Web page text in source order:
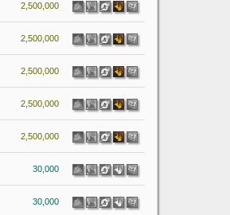
2,500,000
2,500,000
2,500,000
2,500,000
2,500,000
30,000
30,000